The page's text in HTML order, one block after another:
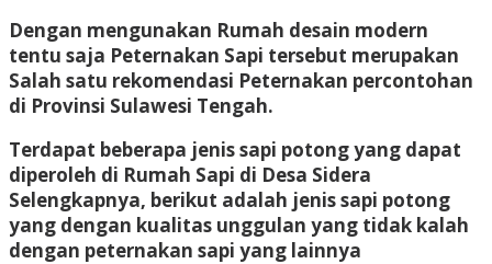
Dengan mengunakan Rumah desain modern
tentu saja Peternakan Sapi tersebut merupakan
Salah satu rekomendasi Peternakan percontohan
di Provinsi Sulawesi Tengah.
Terdapat beberapa jenis sapi potong yang dapat
diperoleh di Rumah Sapi di Desa Sidera
Selengkapnya, berikut adalah jenis sapi potong
yang dengan kualitas unggulan yang tidak kalah
dengan peternakan sapi yang lainnya